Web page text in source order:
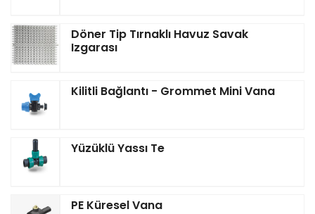
Döner Tip Tırnaklı Havuz Savak
Izgarası
Kilitli Bağlantı - Grommet Mini Vana
Yüzüklü Yassı Te
PE Küresel Vana